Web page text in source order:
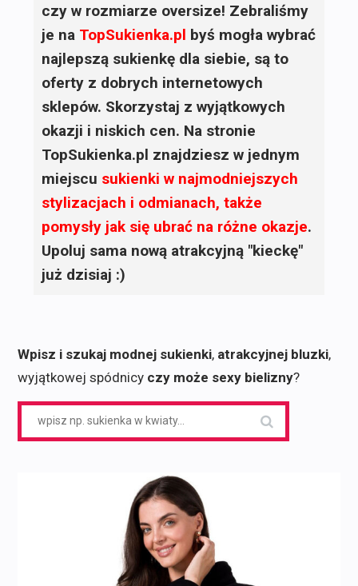
czy w rozmiarze oversize! Zebraliśmy
je na TopSukienka.pl byś mogła wybrać
najlepszą sukienkę dla siebie, są to
oferty z dobrych internetowych
sklepów. Skorzystaj z wyjątkowych
okazji i niskich cen. Na stronie
TopSukienka.pl znajdziesz w jednym
miejscu sukienki w najmodniejszych
stylizacjach i odmianach, także
pomysły jak się ubrać na różne okazje.
Upoluj sama nową atrakcyjną "kieckę"
już dzisiaj :)
Wpisz i szukaj modnej sukienki, atrakcyjnej bluzki,
wyjątkowej spódnicy czy może sexy bielizny?